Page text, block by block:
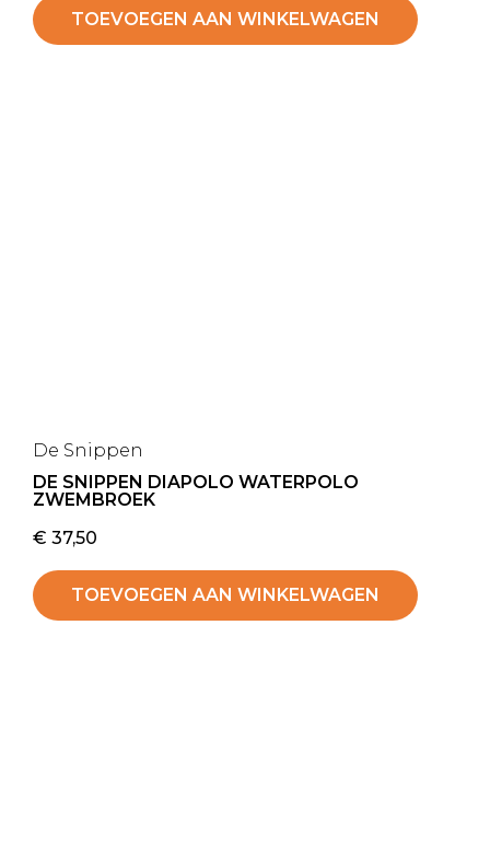
TOEVOEGEN AAN WINKELWAGEN
De Snippen
DE SNIPPEN DIAPOLO WATERPOLO
ZWEMBROEK
€ 37,50
TOEVOEGEN AAN WINKELWAGEN